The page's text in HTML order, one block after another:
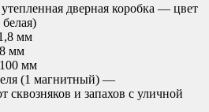
дверная коробка — цвет
мм
мм
мм
(1 магнитный) —
сквозняков и запахов с уличной